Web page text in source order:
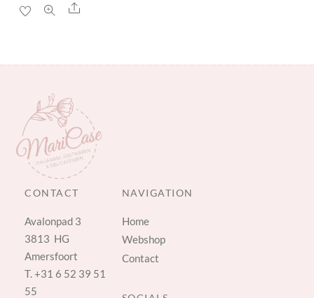
Share
CONTACT
Avalonpad 3
3813 HG
Amersfoort
T.+31 6 52 39 51
55
NAVIGATION
Home
Webshop
Contact